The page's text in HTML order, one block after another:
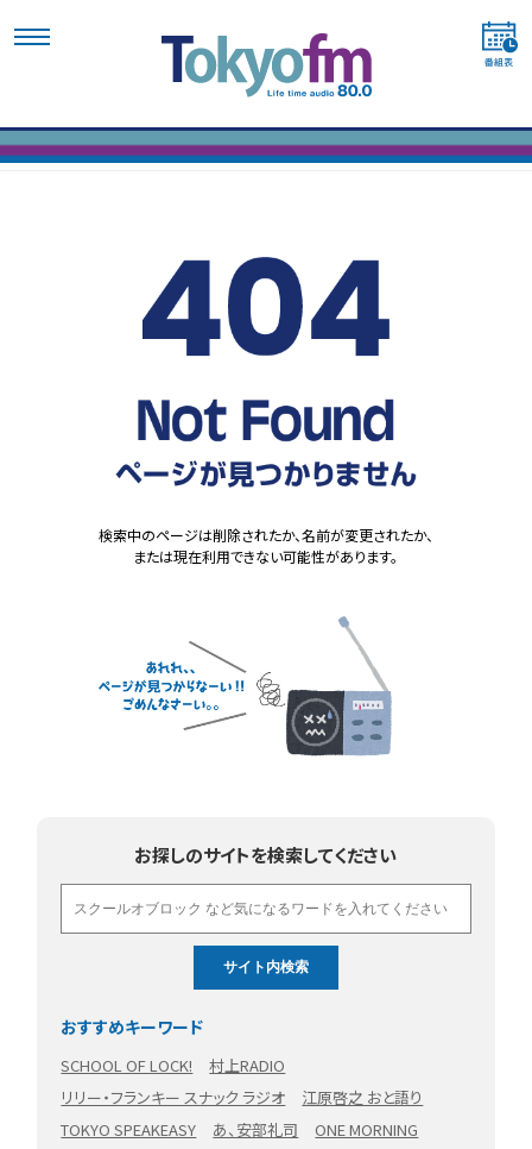
検索中のページは削除されたか、名前が変更されたか、
または現在利用できない可能性があります。
お探しのサイトを検索してください
おすすめキーワード
SCHOOL OF LOCK!
村上RADIO
リリー・フランキー スナック ラジオ
江原啓之 おと語り
TOKYO SPEAKEASY
あ、安部礼司
ONE MORNING